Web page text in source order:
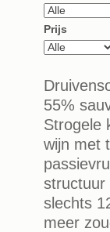
Prijs
55%
Strogele
wijn met
structuur
slechts
meer